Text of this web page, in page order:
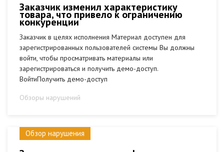
Заказчик изменил характеристику
товара, что привело к ограничению
конкуренции
Заказчик в целях исполнения Материал доступен для
зарегистрированных пользователей системы Вы должны
войти, чтобы просматривать материалы или
зарегистрироваться и получить демо-доступ.
ВойтиПолучить демо-доступ
Обзоры нарушений
Обзор нарушения